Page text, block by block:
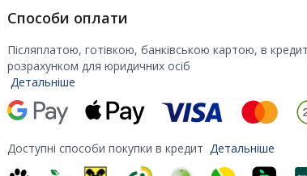
Способи оплати
Післяплатою, готівкою, банківською картою, в
розрахунком для юридичних осіб
Детальніше
Доступні способи покупки в кредит Детальніше